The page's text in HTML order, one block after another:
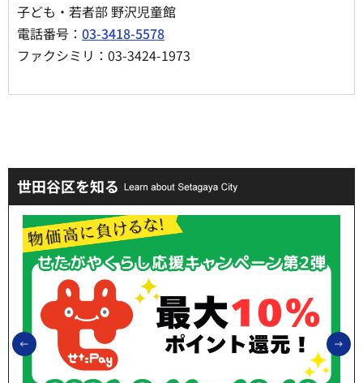
子ども・若者部 野沢児童館
電話番号： 03-3418-5578
ファクシミリ：03-3424-1973
世田谷区を知る
前のスライドを表示